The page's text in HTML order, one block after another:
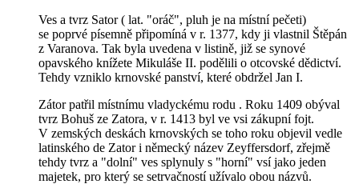
Ves a tvrz Sator ( lat. "oráč", pluh je na místní pečeti)
se poprvé písemně připomíná v r. 1377, kdy ji vlastnil Štěpán
z Varanova. Tak byla uvedena v listině, již se synové
opavského knížete Mikuláše II. podělili o otcovské dědictví.
Tehdy vzniklo krnovské panství, které obdržel Jan I.
Zátor patřil místnímu vladyckému rodu . Roku 1409 obýval
tvrz Bohuš ze Zatora, v r. 1413 byl ve vsi zákupní fojt.
V zemských deskách krnovských se toho roku objevil vedle
latinského de Zator i německý název Zeyffersdorf, zřejmě
tehdy tvrz a "dolní" ves splynuly s "horní" vsí jako jeden
majetek, pro který se setrvačností užívalo obou názvů.